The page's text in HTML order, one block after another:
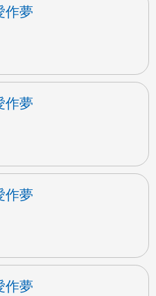
作夢
作夢
作夢
作夢